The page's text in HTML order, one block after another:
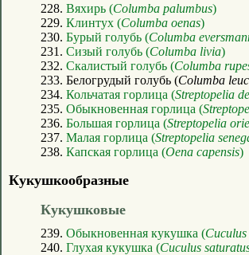
228. Вяхирь (Columba palumbus)
229. Клинтух (Columba oenas)
230. Бурый голубь (Columba
231. Сизый голубь (Columba livia)
232. Скалистый голубь (Columba
233. Белогрудый голубь (Columba
234. Кольчатая горлица (Streptopelia
235. Обыкновенная горлица (
236. Большая горлица (Streptopelia
237. Малая горлица (Streptopelia
238. Капская горлица (Oena capensis)
Кукушкообразные
Кукушковые
239. Обыкновенная кукушка (
240. Глухая кукушка (Cuculus